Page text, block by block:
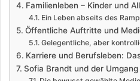
Familienleben – Kinder und
Ein Leben abseits des
Öffentliche Auftritte und
Gelegentliche, aber
Karriere und Berufsleben:
Sofia Brandt und der